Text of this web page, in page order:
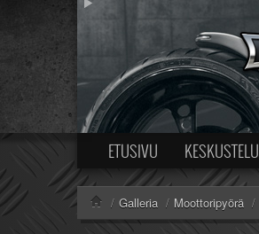
ETUSIVU KESKUSTELU
/ Galleria / Moottoripyörä /